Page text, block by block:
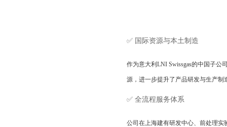
✅ 国际资源与本土制造
作为意大利LNI Swissgas的中国子公
源，进一步提升了产品研发与生产制
✅ 全流程服务体系
公司在上海建有研发中心、前处理